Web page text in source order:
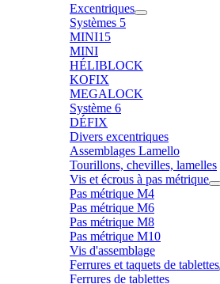
Excentriques
Systèmes 5
MINI15
MINI
HÉLIBLOCK
KOFIX
MEGALOCK
Système 6
DÉFIX
Divers excentriques
Assemblages Lamello
Tourillons, chevilles, lamelles
Vis et écrous à pas métrique
Pas métrique M4
Pas métrique M6
Pas métrique M8
Pas métrique M10
Vis d'assemblage
Ferrures et taquets de tablettes
Ferrures de tablettes